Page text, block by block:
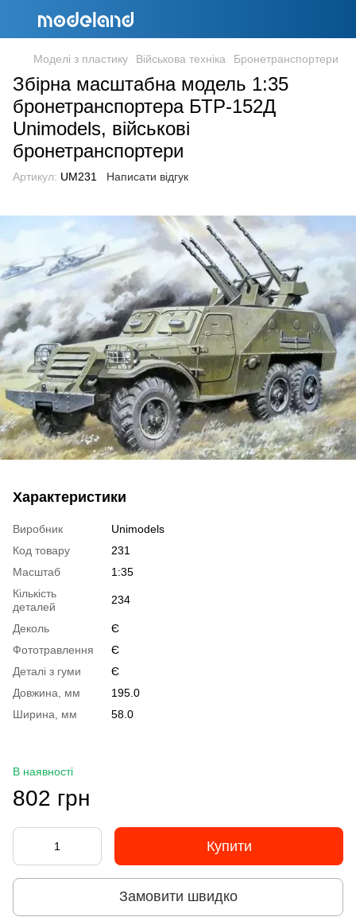
Моделі з пластику Військова техніка Бронетранспортери
Збірна масштабна модель 1:35
бронетранспортера БТР-152Д
Unimodels, військові
бронетранспортери
Артикул: UM231 Написати відгук
Характеристики
Виробник
Unimodels
Код товару
231
Масштаб
1:35
Кількість
деталей
234
Деколь
Є
Фототравлення
Є
Деталі з гуми
Є
Довжина, мм
195.0
Ширина, мм
58.0
В наявності
802 грн
Купити
Замовити швидко